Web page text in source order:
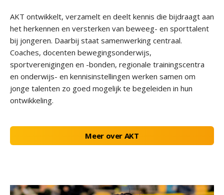
AKT ontwikkelt, verzamelt en deelt kennis die bijdraagt aan
het herkennen en versterken van beweeg- en sporttalent
bij jongeren. Daarbij staat samenwerking centraal.
Coaches, docenten bewegingsonderwijs,
sportverenigingen en -bonden, regionale trainingscentra
en onderwijs- en kennisinstellingen werken samen om
jonge talenten zo goed mogelijk te begeleiden in hun
ontwikkeling.
Meer over AKT